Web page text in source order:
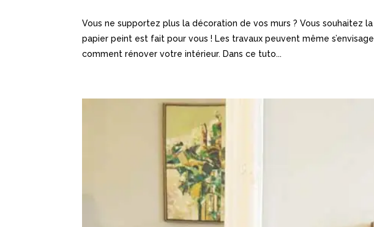
Vous ne supportez plus la décoration de vos murs ? Vous souhaitez
papier peint est fait pour vous ! Les travaux peuvent même
comment rénover votre intérieur. Dans ce tuto...